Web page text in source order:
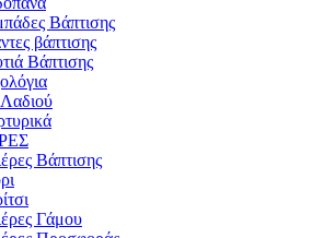
Βάπτισης
βάπτισης
Βάπτισης
Βάπτισης
Γάμου